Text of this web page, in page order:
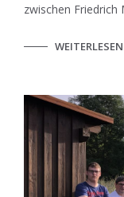
zwischen Friedrich
WEITERLESEN